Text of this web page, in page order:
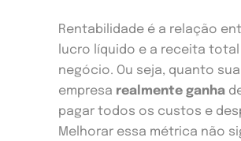
Rentabilidade é a relação
lucro líquido e a receita total
negócio. Ou seja, quanto sua
empresa realmente ganha
pagar todos os custos e
Melhorar essa métrica não